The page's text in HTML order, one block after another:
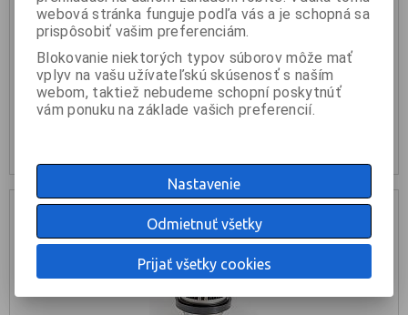
KÚPIŤ
webová stránka funguje podľa vás a je schopná sa
prispôsobiť vašim preferenciám.
Blokovanie niektorých typov súborov môže mať
vplyv na vašu užívateľskú skúsenosť s naším
webom, taktiež nebudeme schopní poskytnúť
vám ponuku na základe vašich preferencií.
Nastavenie
Odmietnuť všetky
Prijať všetky cookies